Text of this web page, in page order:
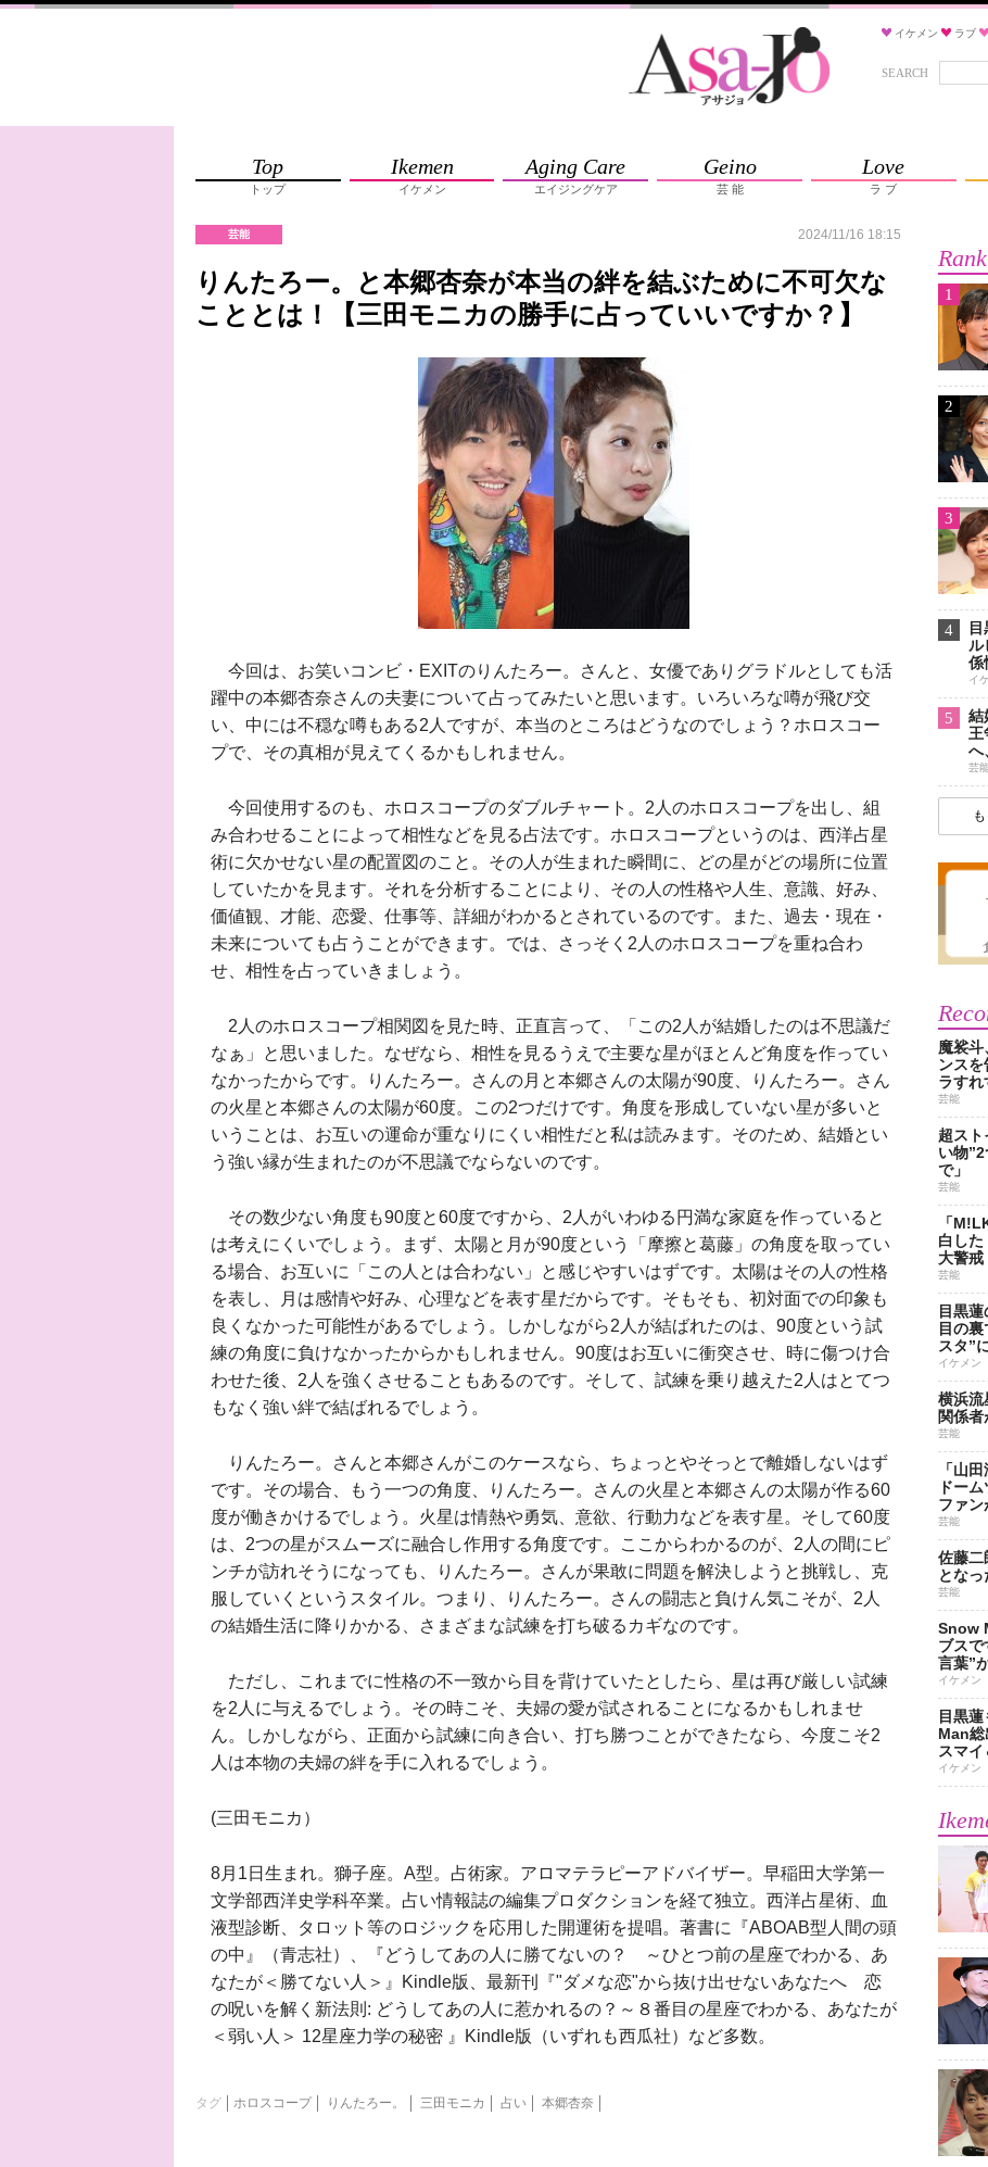
イケメン ラブ
SEARCH
Top
トップ
Ikemen
イケメン
Aging Care
エイジングケア
Geino
芸 能
Love
ラ ブ
芸能 2024/11/16 18:15
りんたろー。と本郷杏奈が本当の絆を結ぶために不可欠な
こととは！【三田モニカの勝手に占っていいですか？】
今回は、お笑いコンビ・EXITのりんたろー。さんと、女優でありグラドルとしても活
躍中の本郷杏奈さんの夫妻について占ってみたいと思います。いろいろな噂が飛び交
い、中には不穏な噂もある2人ですが、本当のところはどうなのでしょう？ホロスコー
プで、その真相が見えてくるかもしれません。
今回使用するのも、ホロスコープのダブルチャート。2人のホロスコープを出し、組
み合わせることによって相性などを見る占法です。ホロスコープというのは、西洋占星
術に欠かせない星の配置図のこと。その人が生まれた瞬間に、どの星がどの場所に位置
していたかを見ます。それを分析することにより、その人の性格や人生、意識、好み、
価値観、才能、恋愛、仕事等、詳細がわかるとされているのです。また、過去・現在・
未来についても占うことができます。では、さっそく2人のホロスコープを重ね合わ
せ、相性を占っていきましょう。
2人のホロスコープ相関図を見た時、正直言って、「この2人が結婚したのは不思議だ
なぁ」と思いました。なぜなら、相性を見るうえで主要な星がほとんど角度を作ってい
なかったからです。りんたろー。さんの月と本郷さんの太陽が90度、りんたろー。さん
の火星と本郷さんの太陽が60度。この2つだけです。角度を形成していない星が多いと
いうことは、お互いの運命が重なりにくい相性だと私は読みます。そのため、結婚とい
う強い縁が生まれたのが不思議でならないのです。
その数少ない角度も90度と60度ですから、2人がいわゆる円満な家庭を作っていると
は考えにくいでしょう。まず、太陽と月が90度という「摩擦と葛藤」の角度を取ってい
る場合、お互いに「この人とは合わない」と感じやすいはずです。太陽はその人の性格
を表し、月は感情や好み、心理などを表す星だからです。そもそも、初対面での印象も
良くなかった可能性があるでしょう。しかしながら2人が結ばれたのは、90度という試
練の角度に負けなかったからかもしれません。90度はお互いに衝突させ、時に傷つけ合
わせた後、2人を強くさせることもあるのです。そして、試練を乗り越えた2人はとてつ
もなく強い絆で結ばれるでしょう。
りんたろー。さんと本郷さんがこのケースなら、ちょっとやそっとで離婚しないはず
です。その場合、もう一つの角度、りんたろー。さんの火星と本郷さんの太陽が作る60
度が働きかけるでしょう。火星は情熱や勇気、意欲、行動力などを表す星。そして60度
は、2つの星がスムーズに融合し作用する角度です。ここからわかるのが、2人の間にピ
ンチが訪れそうになっても、りんたろー。さんが果敢に問題を解決しようと挑戦し、克
服していくというスタイル。つまり、りんたろー。さんの闘志と負けん気こそが、2人
の結婚生活に降りかかる、さまざまな試練を打ち破るカギなのです。
ただし、これまでに性格の不一致から目を背けていたとしたら、星は再び厳しい試練
を2人に与えるでしょう。その時こそ、夫婦の愛が試されることになるかもしれませ
ん。しかしながら、正面から試練に向き合い、打ち勝つことができたなら、今度こそ2
人は本物の夫婦の絆を手に入れるでしょう。
(三田モニカ）
8月1日生まれ。獅子座。A型。占術家。アロマテラピーアドバイザー。早稲田大学第一
文学部西洋史学科卒業。占い情報誌の編集プロダクションを経て独立。西洋占星術、血
液型診断、タロット等のロジックを応用した開運術を提唱。著書に『ABOAB型人間の頭
の中』（青志社）、『どうしてあの人に勝てないの？ ～ひとつ前の星座でわかる、あ
なたが＜勝てない人＞』Kindle版、最新刊『"ダメな恋"から抜け出せないあなたへ 恋
の呪いを解く新法則: どうしてあの人に惹かれるの？～８番目の星座でわかる、あなたが
＜弱い人＞ 12星座力学の秘密 』Kindle版（いずれも西瓜社）など多数。
タグ ホロスコープ りんたろー。 三田モニカ 占い 本郷杏奈
1
2
3
4
ル
係
イ
5
結
王
へ
芸
魔裟斗
ンス
ラすれ
芸能
超スト
い物
で」
芸能
「
白し
大警戒
芸能
目黒
目の
スタ”
イケメン
横浜流
関係
芸能
「山
ドー
ファン
芸能
佐藤二
とな
芸能
Snow
ブスで
言葉”
イケメン
目黒
Man総
スマイ
イケメン